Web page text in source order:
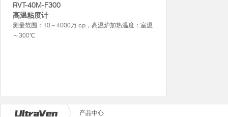
RVT-40M-F300
高温粘度计
测量范围：10～4000万 cp，高温炉加热温度：室温
～300℃
产品中心